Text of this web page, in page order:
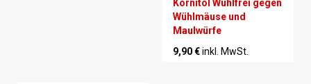
Kornitol Wühlfrei gegen
Wühlmäuse und
Maulwürfe
9,90 €inkl. MwSt.